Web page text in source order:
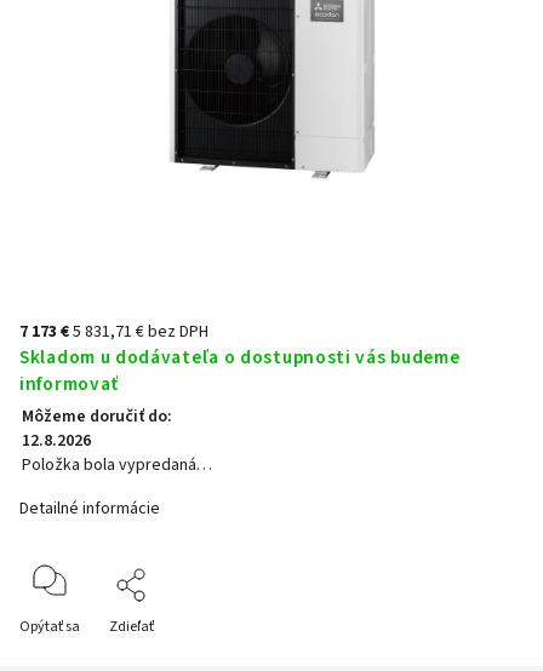
7 173 €5 831,71 € bez DPH
Skladom u dodávateľa o dostupnosti vás budeme
informovať
Môžeme doručiť do:
12.8.2026
Položka bola vypredaná…
Detailné informácie
Opýtať sa Zdieľať